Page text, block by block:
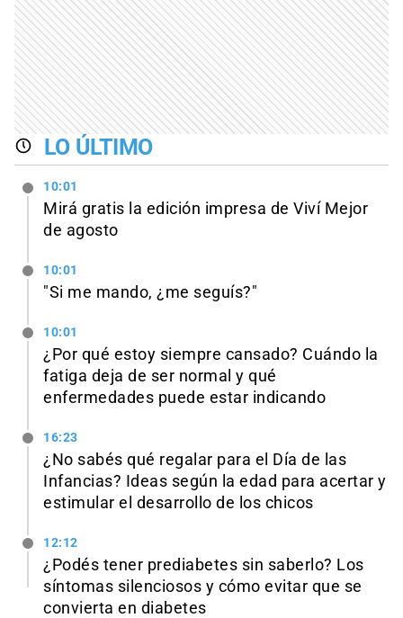
LO ÚLTIMO
10:01
Mirá gratis la edición impresa de Viví Mejor
de agosto
10:01
"Si me mando, ¿me seguís?"
10:01
¿Por qué estoy siempre cansado? Cuándo la
fatiga deja de ser normal y qué
enfermedades puede estar indicando
16:23
¿No sabés qué regalar para el Día de las
Infancias? Ideas según la edad para acertar y
estimular el desarrollo de los chicos
12:12
¿Podés tener prediabetes sin saberlo? Los
síntomas silenciosos y cómo evitar que se
convierta en diabetes